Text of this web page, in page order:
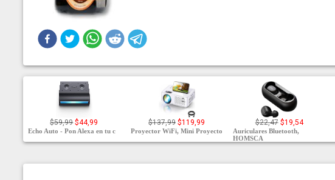
$59,99 $44,99
Echo Auto - Pon Alexa en tu c
$137,99 $119,99
Proyector WiFi, Mini Proyecto
$22,47 $19,54
Auriculares Bluetooth,
HOMSCA